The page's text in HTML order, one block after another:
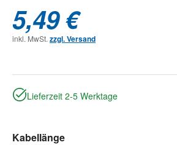
5,49 €
inkl. MwSt. zzgl. Versand
Lieferzeit 2-5 Werktage
Kabellängeauswählen